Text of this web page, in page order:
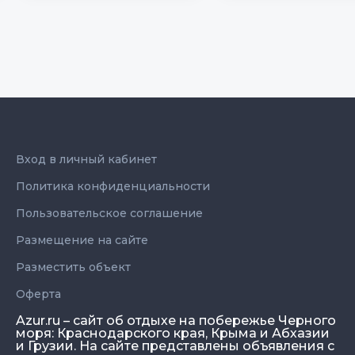
Azur.ru – сайт об отдыхе на побережье Черного
моря: Краснодарского края, Крыма и Абхазии
и Грузии. На сайте представлены объявления с
Вход в личный кабинет
Политика конфиденциальности
Пользовательское соглашение
Размещение на сайте
Разместить объект
Оферта